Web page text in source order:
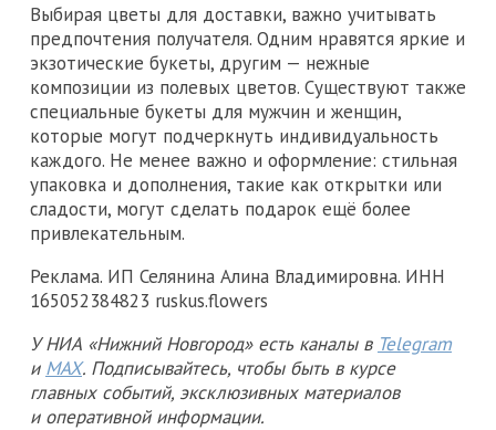
Выбирая цветы для доставки, важно учитывать
предпочтения получателя. Одним нравятся яркие и
экзотические букеты, другим — нежные
композиции из полевых цветов. Существуют также
специальные букеты для мужчин и женщин,
которые могут подчеркнуть индивидуальность
каждого. Не менее важно и оформление: стильная
упаковка и дополнения, такие как открытки или
сладости, могут сделать подарок ещё более
привлекательным.
Реклама. ИП Селянина Алина Владимировна. ИНН
165052384823 ruskus.flowers
У НИА «Нижний Новгород» есть каналы в Telegram
и MAX. Подписывайтесь, чтобы быть в курсе
главных событий, эксклюзивных материалов
и оперативной информации.